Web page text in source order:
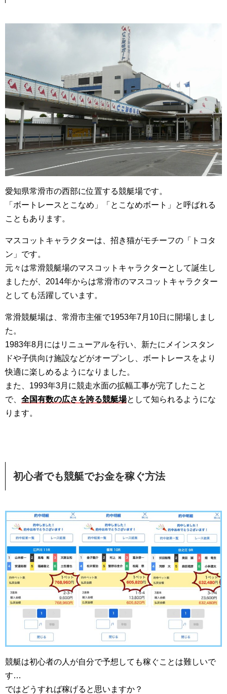
愛知県常滑市の西部に位置する競艇場です。
「ボートレースとこなめ」「とこなめボート」と呼ばれる
こともあります。
マスコットキャラクターは、招き猫がモチーフの「トコタ
ン」です。
元々は常滑競艇場のマスコットキャラクターとして誕生し
ましたが、2014年からは常滑市のマスコットキャラクター
としても活躍しています。
常滑競艇場は、常滑市主催で1953年7月10日に開場しまし
た。
1983年8月にはリニューアルを行い、新たにメインスタン
ドや子供向け施設などがオープンし、ボートレースをより
快適に楽しめるようになりました。
また、1993年3月に競走水面の拡幅工事が完了したこと
で、 全国有数の広さを誇る競艇場として知られるようにな
ります。
初心者でも競艇でお金を稼ぐ方法
競艇は初心者の人が自分で予想しても稼ぐことは難しいで
す…
ではどうすれば稼げると思いますか？